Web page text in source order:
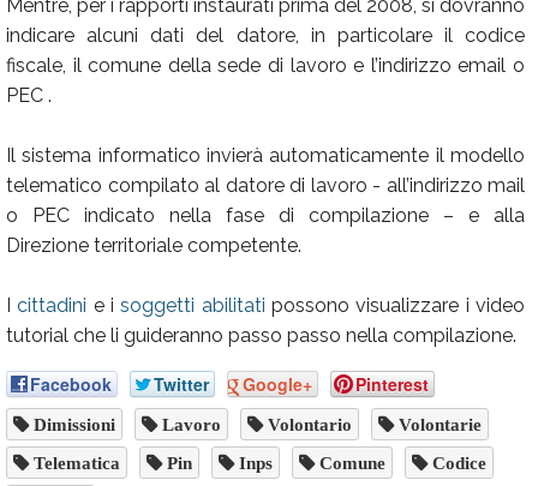
Mentre, per i rapporti instaurati prima del 2008, si dovranno
indicare alcuni dati del datore, in particolare il codice
fiscale, il comune della sede di lavoro e l’indirizzo email o
PEC .
Il sistema informatico invierà automaticamente il modello
telematico compilato al datore di lavoro - all’indirizzo mail
o PEC indicato nella fase di compilazione – e alla
Direzione territoriale competente.
Icittadini e isoggetti abilitatipossono visualizzare i video
tutorial che li guideranno passo passo nella compilazione.
Facebook Twitter Google+ Pinterest
Dimissioni Lavoro Volontario Volontarie
Telematica Pin Inps Comune Codice